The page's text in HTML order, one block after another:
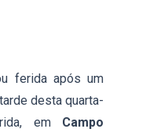
ferida após um
desta quarta-
em Campo